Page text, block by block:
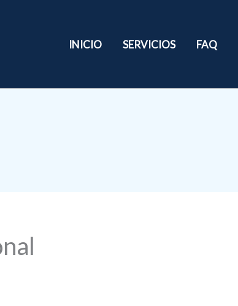
INICIO SERVICIOS FAQ